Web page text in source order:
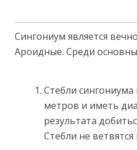
Сингониум является
Ароидные. Среди
Стебли сингониума
метров и иметь
результата
Стебли не